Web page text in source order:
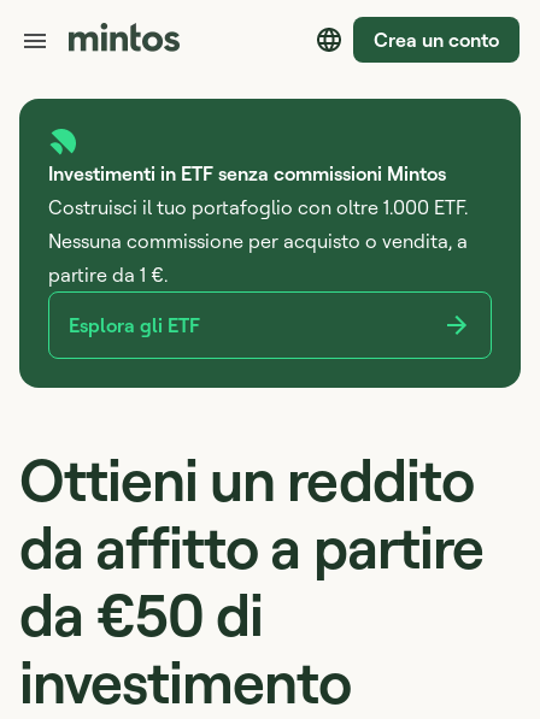
Crea un conto
Investimenti in ETF senza commissioni Mintos
Costruisci il tuo portafoglio con oltre 1.000 ETF.
Nessuna commissione per acquisto o vendita, a
partire da 1 €.
Esplora gli ETF
Ottieni un reddito
da affitto a partire
da €50 di
investimento